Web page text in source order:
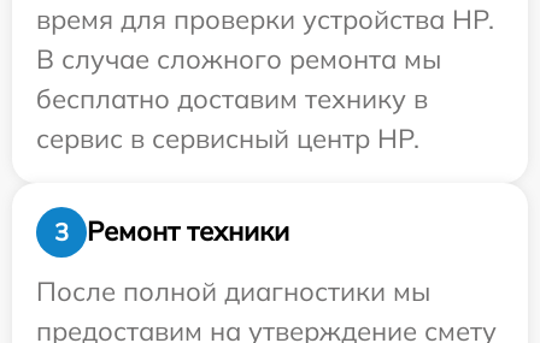
время для проверки устройства HP.
В случае сложного ремонта мы
бесплатно доставим технику в
сервис в сервисный центр HP.
3
Ремонт техники
После полной диагностики мы
предоставим на утверждение смету